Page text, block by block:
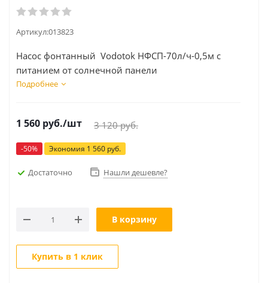
Артикул:013823
Насос фонтанный Vodotok НФСП-70л/ч-0,5м с
питанием от солнечной панели
Подробнее
1 560 руб./шт 3 120руб.
-50% Экономия 1 560 руб.
Достаточно Нашли дешевле?
В корзину
Купить в 1 клик